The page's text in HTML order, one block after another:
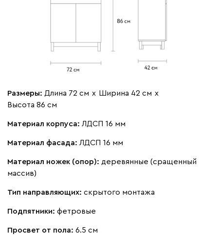
Размеры: Длина 72 см х Ширина 42 см х
Высота 86 см
Материал корпуса: ЛДСП 16 мм
Материал фасада: ЛДСП 16 мм
Материал ножек (опор): деревянные (сращенный
массив)
Тип направляющих: скрытого монтажа
Подпятники: фетровые
Просвет от пола: 6.5 см